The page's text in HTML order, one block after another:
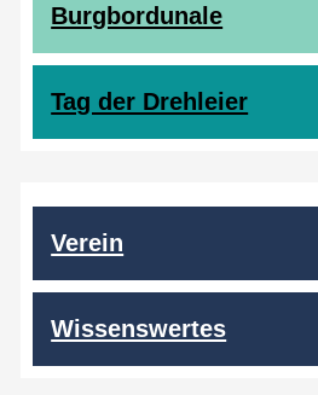
Burgbordunale
Tag der Drehleier
Verein
Wissenswertes